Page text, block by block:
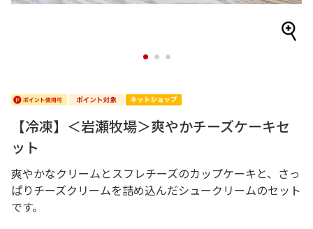
1 2 3
【冷凍】＜岩瀬牧場＞爽やかチーズケーキセ
ット
爽やかなクリームとスフレチーズのカップケーキと、さっ
ぱりチーズクリームを詰め込んだシュークリームのセット
です。